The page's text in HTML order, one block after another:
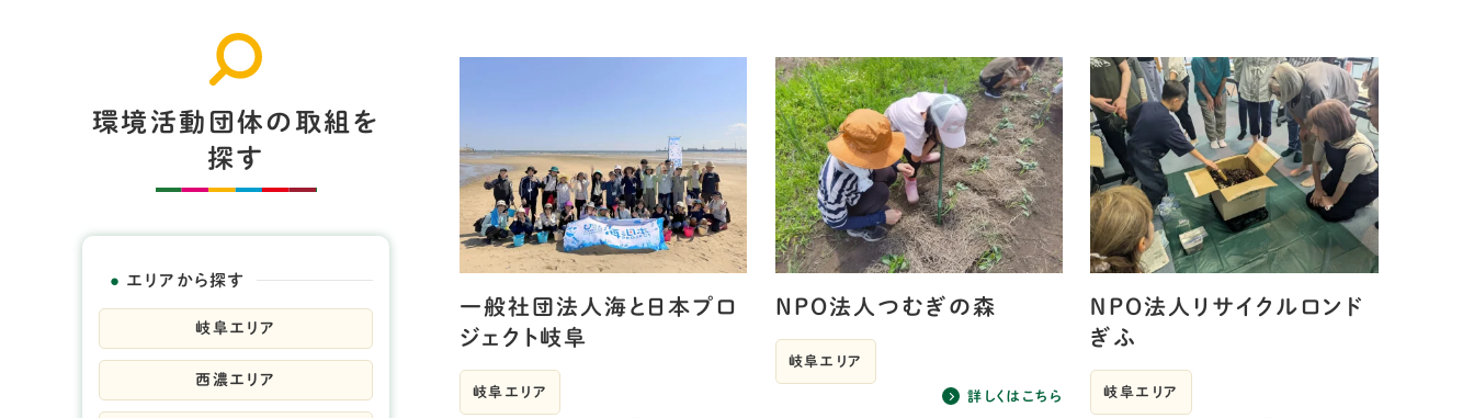
一般社団法人海と日本プロ
ジェクト岐阜
岐阜エリア
NPO法人つむぎの森
岐阜エリア
詳しくはこちら
ＮPO法人リサイクルロンド
ぎふ
岐阜エリア
環境活動団体の取組を
探す
エリアから探す
岐阜エリア
西濃エリア